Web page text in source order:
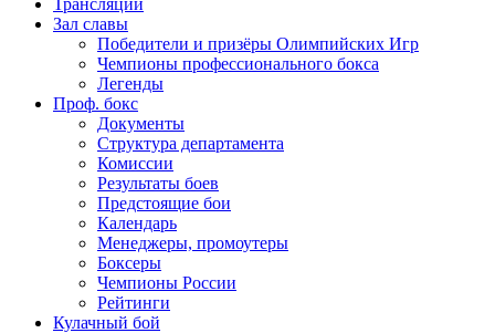
Трансляции
Зал славы
Победители и призёры Олимпийских Игр
Чемпионы профессионального бокса
Легенды
Проф. бокс
Документы
Структура департамента
Комиссии
Результаты боев
Предстоящие бои
Календарь
Менеджеры, промоутеры
Боксеры
Чемпионы России
Рейтинги
Кулачный бой